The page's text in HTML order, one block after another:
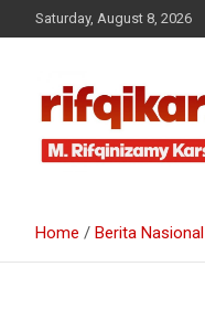
Saturday, August 8, 2026
Home Berita Nasional